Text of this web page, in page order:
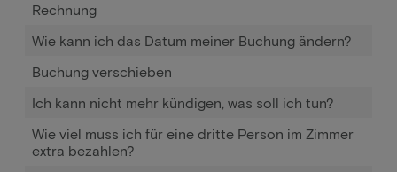
Rechnung
Wie kann ich das Datum meiner Buchung ändern?
Buchung verschieben
Ich kann nicht mehr kündigen, was soll ich tun?
Wie viel muss ich für eine dritte Person im Zimmer
extra bezahlen?